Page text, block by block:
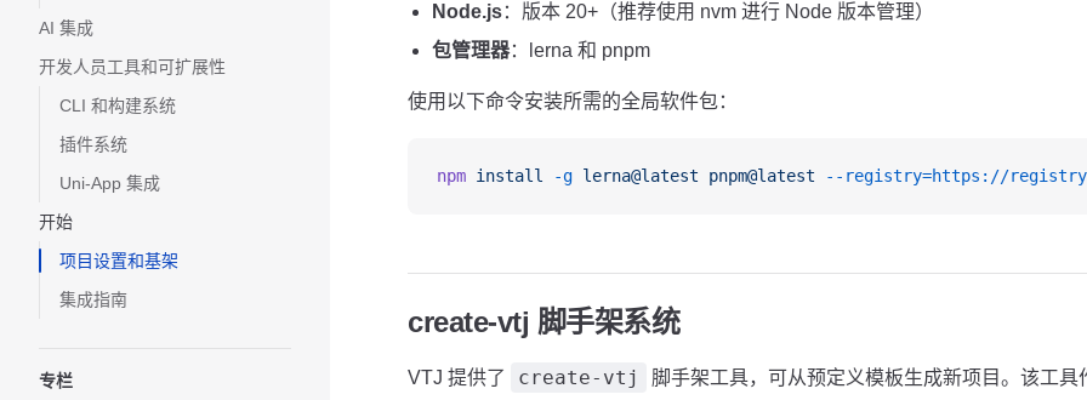
AI 集成
开发人员工具和可扩展性
CLI 和构建系统
插件系统
Uni-App 集成
开始
项目设置和基架
集成指南
专栏
Node.js：版本 20+（推荐使用 nvm 进行 Node 版本管理）
包管理器：lerna 和 pnpm
使用以下命令安装所需的全局软件包：
npm install -g lerna@latest pnpm@latest --registry=https://
create-vtj 脚手架系统
VTJ 提供了 create-vtj
脚手架工具，可从预定义模板生成新项目。该工具